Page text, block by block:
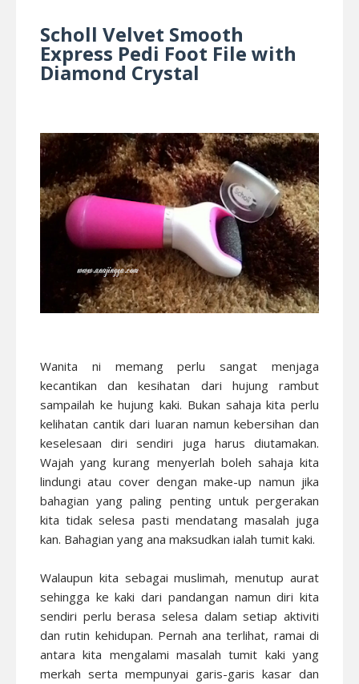
Scholl Velvet Smooth
Express Pedi Foot File with
Diamond Crystal
Wanita ni memang perlu sangat menjaga
kecantikan dan kesihatan dari hujung rambut
sampailah ke hujung kaki. Bukan sahaja kita perlu
kelihatan cantik dari luaran namun kebersihan dan
keselesaan diri sendiri juga harus diutamakan.
Wajah yang kurang menyerlah boleh sahaja kita
lindungi atau cover dengan make-up namun jika
bahagian yang paling penting untuk pergerakan
kita tidak selesa pasti mendatang masalah juga
kan. Bahagian yang ana maksudkan ialah tumit kaki.
Walaupun kita sebagai muslimah, menutup aurat
sehingga ke kaki dari pandangan namun diri kita
sendiri perlu berasa selesa dalam setiap aktiviti
dan rutin kehidupan. Pernah ana terlihat, ramai di
antara kita mengalami masalah tumit kaki yang
merkah serta mempunyai garis-garis kasar dan